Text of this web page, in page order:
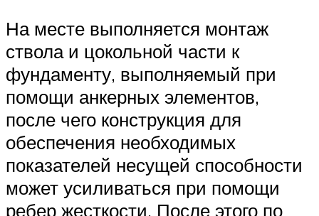
На месте выполняется монтаж
ствола и цокольной части к
фундаменту, выполняемый при
помощи анкерных элементов,
после чего конструкция для
обеспечения необходимых
показателей несущей способности
может усиливаться при помощи
ребер жесткости. После этого по